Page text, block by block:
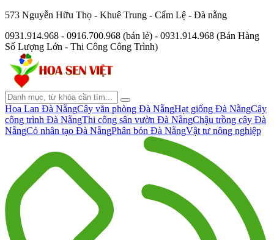
573 Nguyễn Hữu Thọ - Khuê Trung - Cẩm Lệ - Đà nẵng
0931.914.968 - 0916.700.968 (bán lẻ) - 0931.914.968 (Bán Hàng
Số Lượng Lớn - Thi Công Công Trình)
Hoa Lan Đà NẵngCây văn phòng Đà NẵngHạt giống Đà NẵngCây
công trình Đà NẵngThi công sân vườn Đà NẵngChậu trồng cây Đà
NẵngCỏ nhân tạo Đà NẵngPhân bón Đà NẵngVật tư nông nghiệp